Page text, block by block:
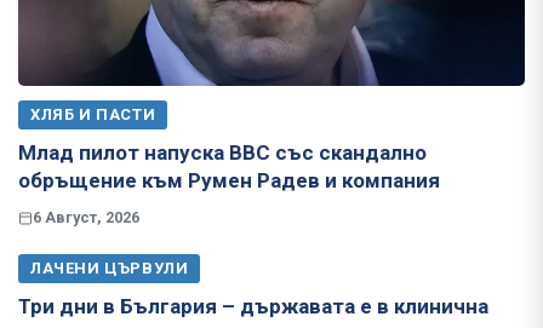
ХЛЯБ И ПАСТИ
Млад пилот напуска ВВС със скандално
обръщение към Румен Радев и компания
6 Август, 2026
ЛАЧЕНИ ЦЪРВУЛИ
Три дни в България – държавата е в клинична